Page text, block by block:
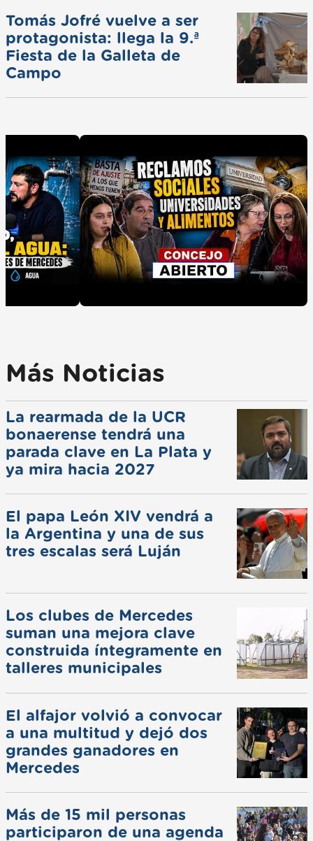
Tomás Jofré vuelve a ser
protagonista: llega la 9.ª
Fiesta de la Galleta de
Campo
Más Noticias
La rearmada de la UCR
bonaerense tendrá una
parada clave en La Plata y
ya mira hacia 2027
El papa León XIV vendrá a
la Argentina y una de sus
tres escalas será Luján
Los clubes de Mercedes
suman una mejora clave
construida íntegramente en
talleres municipales
El alfajor volvió a convocar
a una multitud y dejó dos
grandes ganadores en
Mercedes
Más de 15 mil personas
participaron de una agenda